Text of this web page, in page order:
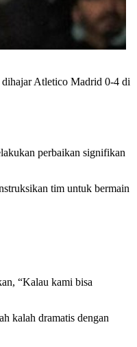
dihajar Atletico Madrid 0-4 di
perbaikan signifikan
tim untuk bermain
“Kalau kami bisa
kalah dramatis dengan